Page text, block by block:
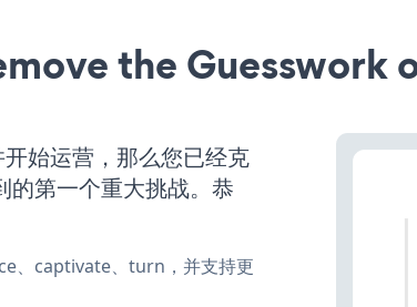
the Guesswork
始运营，那么您已经克
的第一个重大挑战。恭
、captivate、turn，并支持更